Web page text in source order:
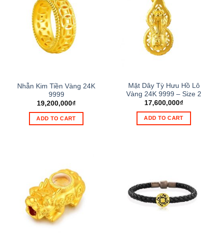
Nhẫn Kim Tiền Vàng 24K
9999
19,200,000₫
ADD TO CART
Mặt Dây Tỳ Hưu Hồ Lô
Vàng 24K 9999 – Size 2
17,600,000₫
ADD TO CART